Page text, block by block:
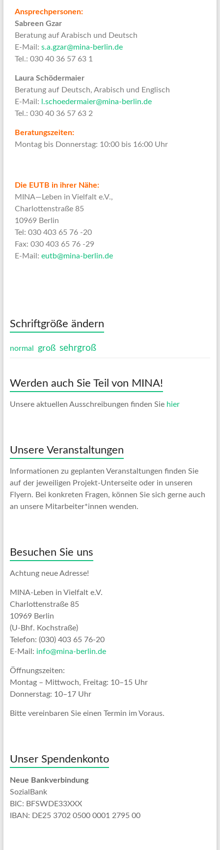
Ansprechpersonen:
Sabreen Gzar
Beratung auf Arabisch und Deutsch
E-Mail: s.a.gzar@mina-berlin.de
Tel.: 030 40 36 57 63 1
Laura Schödermaier
Beratung auf Deutsch, Arabisch und Englisch
E-Mail:
l.schoedermaier@mina-berlin.de
Tel.: 030 40 36 57 63 2
Beratungszeiten:
Montag bis Donnerstag: 10:00 bis 16:00 Uhr
Die EUTB in ihrer Nähe:
MINA—Leben in Vielfalt e.V.,
Charlottenstraße 85
10969 Berlin
Tel: 030 403 65 76 -20
Fax: 030 403 65 76 -29
E-Mail: eutb@mina-berlin.de
Schriftgröße ändern
normal groß sehrgroß
Werden auch Sie Teil von MINA!
Unsere aktuellen Ausschreibungen finden Sie hier
Unsere Veranstaltungen
Informationen zu geplanten Veranstaltungen finden Sie
auf der jeweiligen Projekt-Unterseite oder in unseren
Flyern. Bei konkreten Fragen, können Sie sich gerne auch
an unsere Mitarbeiter*innen wenden.
Besuchen Sie uns
Achtung neue Adresse!
MINA-Leben in Vielfalt e.V.
Charlottenstraße 85
10969 Berlin
(U-Bhf. Kochstraße)
Telefon: (030) 403 65 76-20
E-Mail: info@mina-berlin.de
Öffnungszeiten:
Montag – Mittwoch, Freitag: 10–15 Uhr
Donnerstag: 10–17 Uhr
Bitte vereinbaren Sie einen Termin im Voraus.
Unser Spendenkonto
Neue Bankverbindung
SozialBank
BIC: BFSWDE33XXX
IBAN: DE25 3702 0500 0001 2795 00